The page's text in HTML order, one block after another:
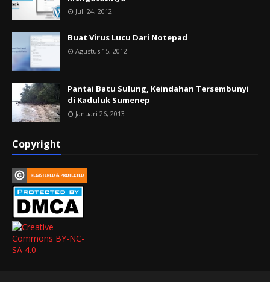
Juli 24, 2012
Buat Virus Lucu Dari Notepad
Agustus 15, 2012
Pantai Batu Sulung, Keindahan Tersembunyi
di Kaduluk Sumenep
Januari 26, 2013
Copyright